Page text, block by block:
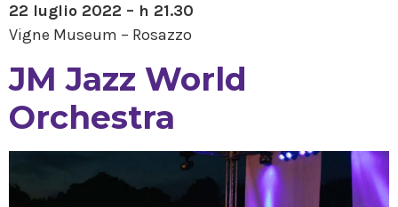
22 luglio 2022 – h 21.30
Vigne Museum – Rosazzo
JM Jazz World
Orchestra